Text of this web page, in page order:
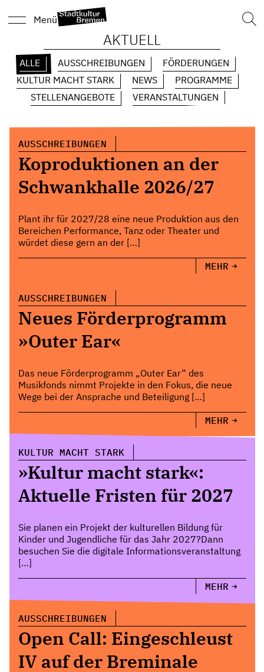
Menü
AKTUELL
ALLE AUSSCHREIBUNGEN
FÖRDERUNGEN
KULTUR MACHT STARK
NEWS
PROGRAMME
STELLENANGEBOTE
VERANSTALTUNGEN
AUSSCHREIBUNGEN
Koproduktionen an der
Schwankhalle 2026/27
Plant ihr für 2027/28 eine neue Produktion aus den
Bereichen Performance, Tanz oder Theater und
würdet diese gern an der […]
MEHR
AUSSCHREIBUNGEN
Neues Förderprogramm
»Outer Ear«
Das neue Förderprogramm „Outer Ear“ des
Musikfonds nimmt Projekte in den Fokus, die neue
Wege bei der Ansprache und Beteiligung […]
MEHR
KULTUR MACHT STARK
»Kultur macht stark«:
Aktuelle Fristen für 2027
Sie planen ein Projekt der kulturellen Bildung für
Kinder und Jugendliche für das Jahr 2027?Dann
besuchen Sie die digitale Informationsveranstaltung
[…]
MEHR
AUSSCHREIBUNGEN
Open Call: Eingeschleust
IV auf der Breminale